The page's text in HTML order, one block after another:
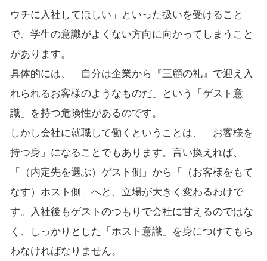
ウチに入社してほしい」といった扱いを受けること
で、学生の意識がよくない方向に向かってしまうこと
があります。
具体的には、「自分は企業から『三顧の礼』で迎え入
れられるお客様のようなものだ」という「ゲスト意
識」を持つ危険性があるのです。
しかし会社に就職して働くということは、「お客様を
持つ身」になることでもあります。言い換えれば、
「（内定先を選ぶ）ゲスト側」から「（お客様をもて
なす）ホスト側」へと、立場が大きく変わるわけで
す。入社後もゲストのつもりで会社に甘えるのではな
く、しっかりとした「ホスト意識」を身につけてもら
わなければなりません。